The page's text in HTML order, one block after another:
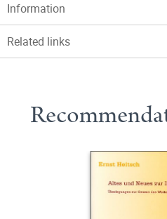
Information
Related links